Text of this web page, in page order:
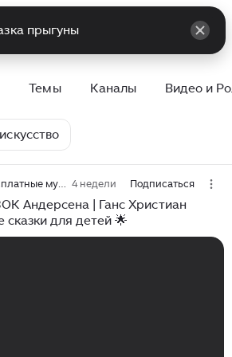
Темы Каналы Видео и
Лумики. Новые бесплатные мультики. 4 недели Подписаться
Андерсена | Ганс Христиан
для детей 🌟